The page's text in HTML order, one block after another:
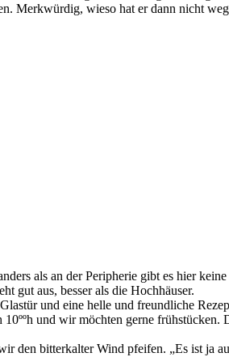
Merkwürdig, wieso hat er dann nicht
als an der Peripherie gibt es hier
gut aus, besser als die Hochhäuser.
und eine helle und freundliche
und wir möchten gerne frühstücken.
den bitterkalter Wind pfeifen. „Es ist ja